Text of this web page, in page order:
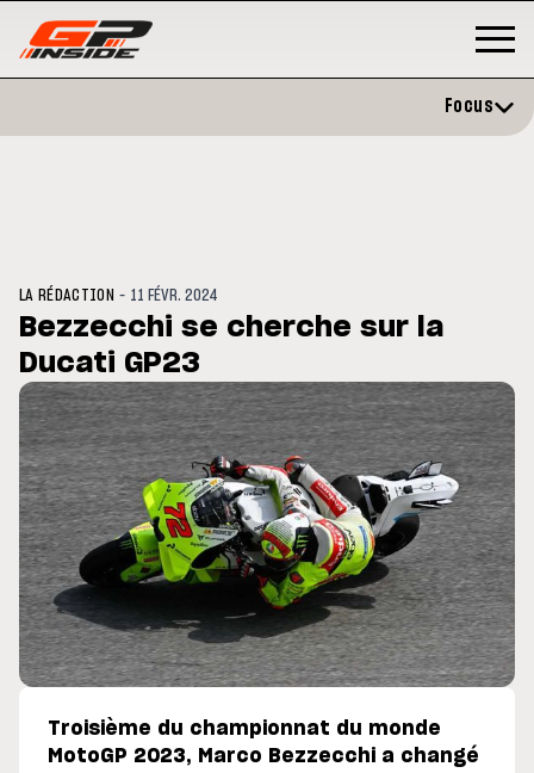
: Horaires et
du GP de Grande-
Zarco évite l'opération et vise
retour en septembre
Focus
LA RÉDACTION - 11 FÉVR. 2024
Bezzecchi se cherche sur la
Ducati GP23
Troisième du championnat du monde
MotoGP 2023, Marco Bezzecchi a changé